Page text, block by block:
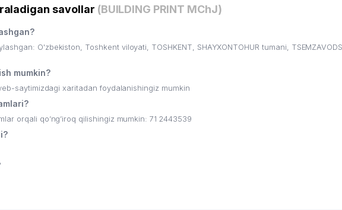
FONDI NODAVLAT NOTIJORAT MUASSASASI
savollar (BUILDING PRINT MChJ)
O'zbekiston, Toshkent viloyati, TOSHKENT, SHAYXONTOHUR tumani,
mumkin?
saytimizdagi xaritadan foydalanishingiz mumkin
orqali qo’ng’iroq qilishingiz mumkin: 71 2443539